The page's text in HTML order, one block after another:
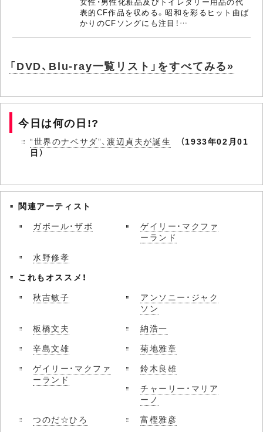
表的CF作品を収める。昭和を彩るヒット曲ば
かりのCFソングにも注目！…
「DVD、Blu-ray一覧リスト」をすべてみる»
今日は何の日!?
“世界のナベサダ”、渡辺貞夫が誕生
（1933年02月01
日）
関連アーティスト
ガボール・ザボ
ゲイリー・マクファ
ーランド
水野修孝
これもオススメ！
秋吉敏子
アンソニー・ジャク
ソン
板橋文夫
納浩一
辛島文雄
菊地雅章
ゲイリー・マクファ
ーランド
鈴木良雄
チャーリー・マリア
ーノ
つのだ☆ひろ
富樫雅彦